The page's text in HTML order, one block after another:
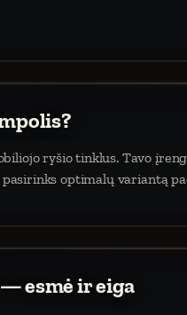
ryšio tinklus. Tavo
optimalų variantą
esmė ir eiga